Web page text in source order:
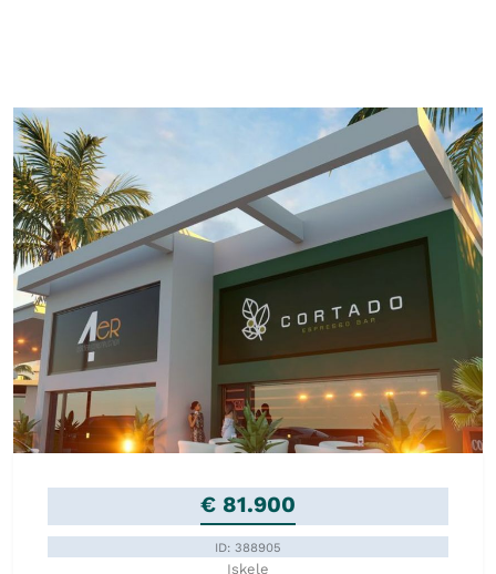
€ 81.900
ID: 388905
Iskele